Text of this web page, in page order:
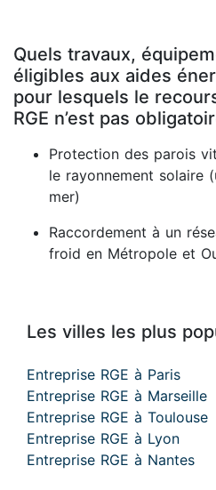
Quels travaux,
éligibles aux aides
pour lesquels le
RGE n’est pas
Protection des parois
le rayonnement solaire
mer)
Raccordement à un
froid en Métropole et
Les villes les plus
Entreprise RGE à Paris
Entreprise RGE à Marseille
Entreprise RGE à Toulouse
Entreprise RGE à Lyon
Entreprise RGE à Nantes